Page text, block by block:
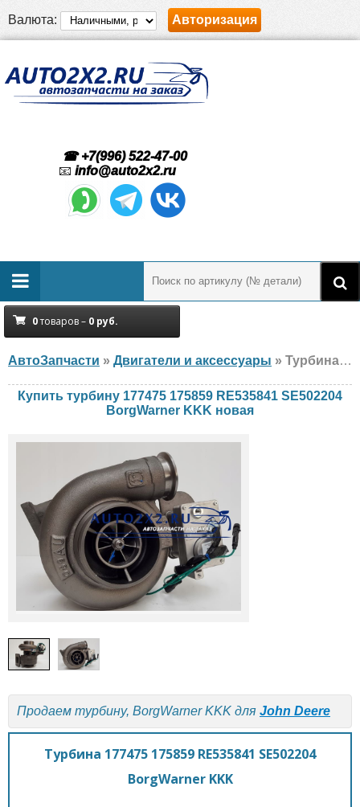
Валюта: Авторизация
☎ +7(996) 522-47-00
📧 info@auto2x2.ru
0товаров – 0 руб.
АвтоЗапчасти » Двигатели и аксессуары » Турбина BorgWarner KKK 177475 175859 RE535841 SE502204 John Deere, новая
Купить турбину 177475 175859 RE535841 SE502204
BorgWarner KKK новая
Продаем турбину, BorgWarner KKK для John Deere
Турбина 177475 175859 RE535841 SE502204
BorgWarner KKK